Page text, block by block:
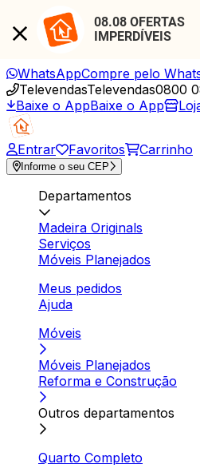
08.08 OFERTAS
IMPERDÍVEIS
WhatsAppCompre pelo
TelevendasTelevendas0800
Baixe o AppBaixe o App
Entrar Favoritos Carrinho
Informe o seu CEP
Departamentos
Madeira Originals
Serviços
Móveis Planejados
Meus pedidos
Ajuda
Móveis
Móveis Planejados
Reforma e Construção
Outros departamentos
Quarto Completo